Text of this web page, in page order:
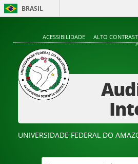
BRASIL
ACESSIBILIDADE ALTO
UNIVERSIDADE FEDERAL DO